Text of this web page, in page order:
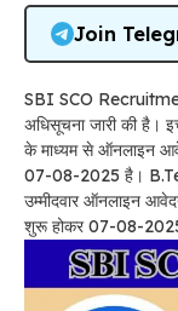
Join
SBI SCO
अधिसूचना जारी की है।
के माध्यम से ऑनलाइन
07-08-2025 है।
उम्मीदवार ऑनलाइन
शुरू होकर 07-08-